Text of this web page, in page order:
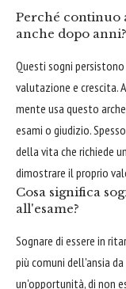
Perché continuo
anche dopo anni?
Questi sogni
valutazione e crescita.
mente usa questo
esami o giudizio.
della vita che richiede
dimostrare il proprio
Cosa significa
all'esame?
Sognare di essere in
più comuni dell'ansia
un'opportunità, di non